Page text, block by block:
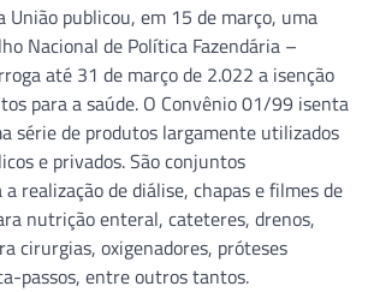
União publicou, em 15 de março, uma
Nacional de Política Fazendária –
até 31 de março de 2.022 a isenção
para a saúde. O Convênio 01/99 isenta
série de produtos largamente utilizados
e privados. São conjuntos
realização de diálise, chapas e filmes de
nutrição enteral, cateteres, drenos,
cirurgias, oxigenadores, próteses
passos, entre outros tantos.